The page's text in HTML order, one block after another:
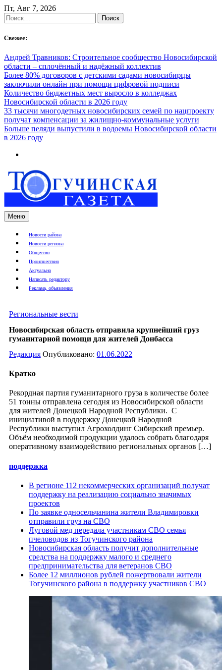
Skip
to
content
Пт, Авг 7, 2026
Найти:
Свежее:
Андрей Травников: Строительное сообщество Новосибирской
области – сплочённый и надёжный коллектив
Более 80% договоров с детскими садами новосибирцы
заключили онлайн при помощи цифровой подписи
Количество бюджетных мест выросло в колледжах
Новосибирской области в 2026 году
33 тысячи многодетных новосибирских семей по нацпроекту
получат компенсации за жилищно-коммунальные услуги
Больше пеляди выпустили в водоемы Новосибирской области
в 2026 году
Меню
Новости района
Новости региона
Общество
Происшествия
Актуально
Написать редактору
Реклама, объявления
Региональные вести
Новосибирская область отправила крупнейший груз
гуманитарной помощи для жителей Донбасса
Редакция Опубликовано: 01.06.2022
Кратко
Рекордная партия гуманитарного груза в количестве более
51 тонны отправлена сегодня из Новосибирской области
для жителей Донецкой Народной Республики. С
инициативой в поддержку Донецкой Народной
Республики выступил Агрохолдинг Сибирский премьер.
Объём необходимой продукции удалось собрать благодаря
оперативному взаимодействию региональных органов […]
поддержка
В регионе 112 некоммерческих организаций получат
поддержку на реализацию социально значимых
проектов
По заявке односельчанина жители Владимировки
отправили груз на СВО
Луговой мед передала участникам СВО семья
пчеловодов из Тогучинского района
Новосибирская область получит дополнительные
средства на поддержку малого и среднего
предпринимательства для ветеранов СВО
Более 12 миллионов рублей пожертвовали жители
Тогучинского района в поддержку участников СВО